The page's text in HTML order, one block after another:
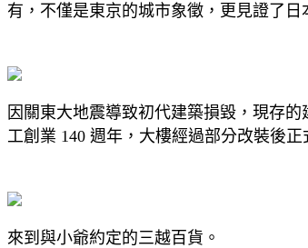
有，不僅是東京的城市象徵，更見證了
因關東大地震導致初代建築損毀，現存
工創業 140 週年，大樓經過部分改裝後正
來到與小爺約定的三越百貨。